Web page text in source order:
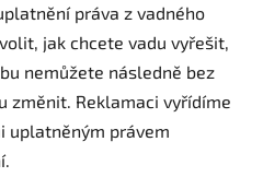
uplatnění práva z vadného
jak chcete vadu vyřešit,
nemůžete následně bez
změnit. Reklamaci vyřídíme
uplatněným právem